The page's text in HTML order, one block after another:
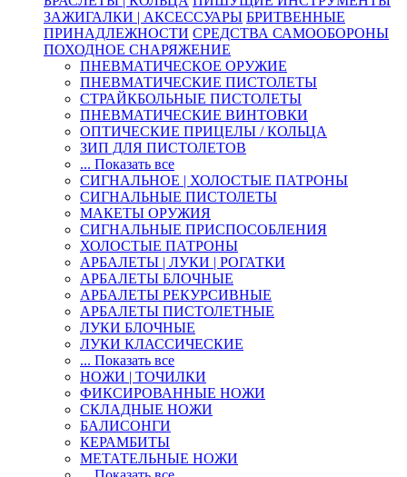
ЗАЖИГАЛКИ | АКСЕССУАРЫ БРИТВЕННЫЕ
ПРИНАДЛЕЖНОСТИ СРЕДСТВА САМООБОРОНЫ
ПОХОДНОЕ СНАРЯЖЕНИЕ
ПНЕВМАТИЧЕСКОЕ ОРУЖИЕ
ПНЕВМАТИЧЕСКИЕ ПИСТОЛЕТЫ
СТРАЙКБОЛЬНЫЕ ПИСТОЛЕТЫ
ПНЕВМАТИЧЕСКИЕ ВИНТОВКИ
ОПТИЧЕСКИЕ ПРИЦЕЛЫ / КОЛЬЦА
ЗИП ДЛЯ ПИСТОЛЕТОВ
... Показать все
СИГНАЛЬНОЕ | ХОЛОСТЫЕ ПАТРОНЫ
СИГНАЛЬНЫЕ ПИСТОЛЕТЫ
МАКЕТЫ ОРУЖИЯ
СИГНАЛЬНЫЕ ПРИСПОСОБЛЕНИЯ
ХОЛОСТЫЕ ПАТРОНЫ
АРБАЛЕТЫ | ЛУКИ | РОГАТКИ
АРБАЛЕТЫ БЛОЧНЫЕ
АРБАЛЕТЫ РЕКУРСИВНЫЕ
АРБАЛЕТЫ ПИСТОЛЕТНЫЕ
ЛУКИ БЛОЧНЫЕ
ЛУКИ КЛАССИЧЕСКИЕ
... Показать все
НОЖИ | ТОЧИЛКИ
ФИКСИРОВАННЫЕ НОЖИ
СКЛАДНЫЕ НОЖИ
БАЛИСОНГИ
КЕРАМБИТЫ
МЕТАТЕЛЬНЫЕ НОЖИ